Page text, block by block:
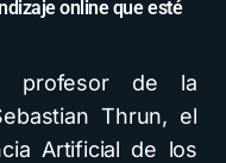
online que esté
profesor de la
Thrun, el
Artificial de los